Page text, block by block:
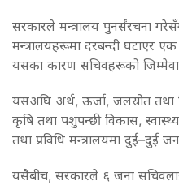
सरकारले मन्त्रालय पुनर्संरचना
मन्त्रालयहरूमा दरबन्दी घटाएर
यसका कारण सचिवहरूको
यसअघि अर्थ, ऊर्जा, जलस्रोत तथा
कृषि तथा पशुपन्छी विकास,
तथा प्रविधि मन्त्रालयमा दुई–दुई
यसैबीच, सरकारले ६ जना